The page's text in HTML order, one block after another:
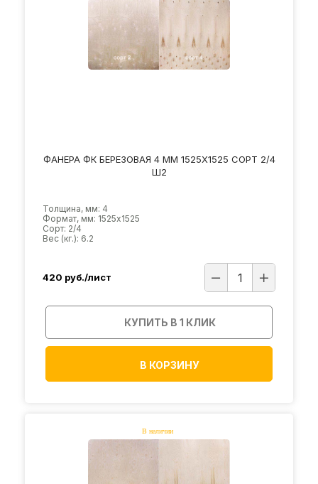
ФАНЕРА ФК БЕРЕЗОВАЯ 4 ММ 1525Х1525 СОРТ 2/4
Ш2
Толщина, мм: 4
Формат, мм: 1525х1525
Сорт: 2/4
Вес (кг.): 6.2
420 руб./лист
КУПИТЬ В 1 КЛИК
В КОРЗИНУ